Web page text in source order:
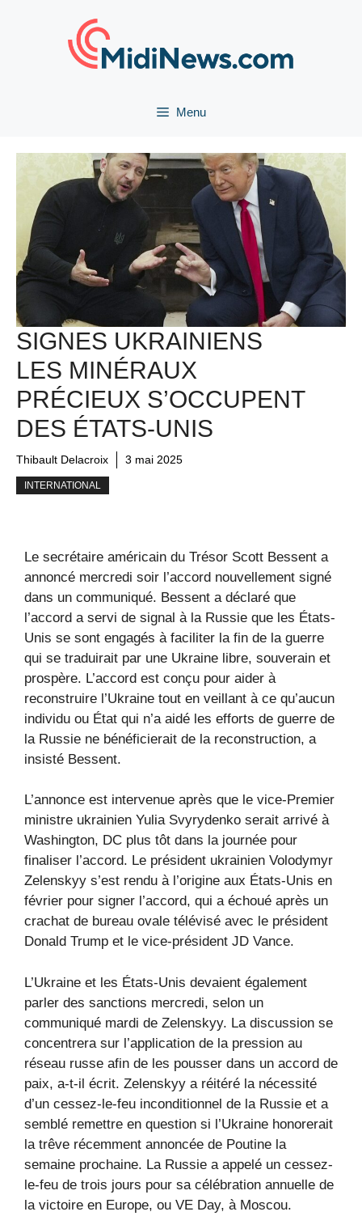
Menu
SIGNES UKRAINIENS
LES MINÉRAUX
PRÉCIEUX S’OCCUPENT
DES ÉTATS-UNIS
Thibault Delacroix 3 mai 2025
INTERNATIONAL
Le secrétaire américain du Trésor Scott Bessent a
annoncé mercredi soir l’accord nouvellement signé
dans un communiqué. Bessent a déclaré que
l’accord a servi de signal à la Russie que les États-
Unis se sont engagés à faciliter la fin de la guerre
qui se traduirait par une Ukraine libre, souverain et
prospère. L’accord est conçu pour aider à
reconstruire l’Ukraine tout en veillant à ce qu’aucun
individu ou État qui n’a aidé les efforts de guerre de
la Russie ne bénéficierait de la reconstruction, a
insisté Bessent.
L’annonce est intervenue après que le vice-Premier
ministre ukrainien Yulia Svyrydenko serait arrivé à
Washington, DC plus tôt dans la journée pour
finaliser l’accord. Le président ukrainien Volodymyr
Zelenskyy s’est rendu à l’origine aux États-Unis en
février pour signer l’accord, qui a échoué après un
crachat de bureau ovale télévisé avec le président
Donald Trump et le vice-président JD Vance.
L’Ukraine et les États-Unis devaient également
parler des sanctions mercredi, selon un
communiqué mardi de Zelenskyy. La discussion se
concentrera sur l’application de la pression au
réseau russe afin de les pousser dans un accord de
paix, a-t-il écrit. Zelenskyy a réitéré la nécessité
d’un cessez-le-feu inconditionnel de la Russie et a
semblé remettre en question si l’Ukraine honorerait
la trêve récemment annoncée de Poutine la
semaine prochaine. La Russie a appelé un cessez-
le-feu de trois jours pour sa célébration annuelle de
la victoire en Europe, ou VE Day, à Moscou.